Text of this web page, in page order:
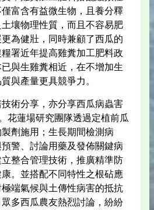
富含有益微生物，且養分釋
壤物理性質，而且不容易肥
為健壯，同時兼顧了西瓜的
署近年提高雞糞加工肥料政
與生雞糞相近，在不增加生
與產量更具競爭力。
術分享，亦分享西瓜病蟲害
花蓮場研究團隊透過定植前瓜
劑施用；生長期間檢測病
警、討論用藥及發佈關鍵病
整合管理技術，推廣精準防
。並搭配不同特性之根砧應
端氣候與土傳性病害的抵抗
多西瓜農友熱烈討論，紛紛